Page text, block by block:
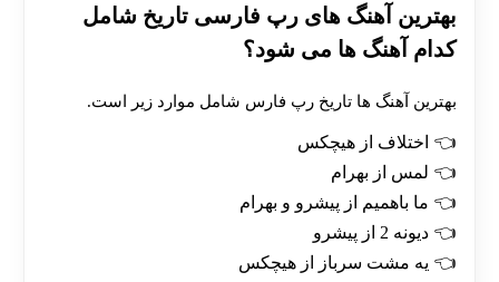
بهترین آهنگ های رپ فارسی تاریخ شامل
کدام آهنگ ها می شود؟
بهترین آهنگ ها تاریخ رپ فارس شامل موارد زیر است.
اختلاف از هیچکس
لمس از بهرام
ما باهمیم از پیشرو و بهرام
دیونه 2 از پیشرو
یه مشت سرباز از هیچکس